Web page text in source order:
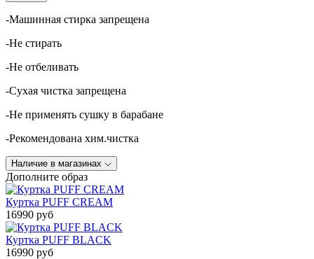
-Машинная стирка запрещена
-Не стирать
-Не отбеливать
-Сухая чистка запрещена
-Не применять сушку в барабане
-Рекомендована хим.чистка
Наличие в магазинах
Дополните образ
Куртка PUFF CREAM
16990 руб
Куртка PUFF BLACK
16990 руб